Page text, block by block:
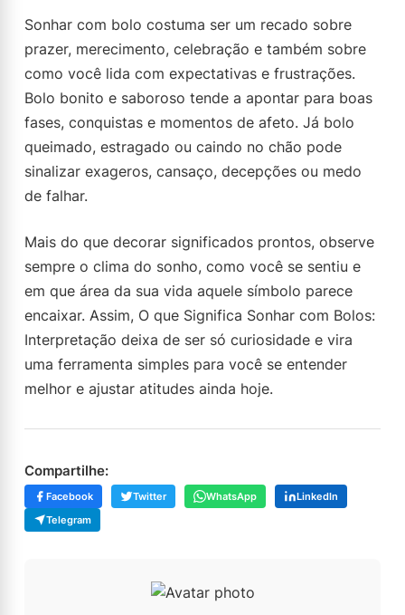
Sonhar com bolo costuma ser um recado sobre
prazer, merecimento, celebração e também sobre
como você lida com expectativas e frustrações.
Bolo bonito e saboroso tende a apontar para boas
fases, conquistas e momentos de afeto. Já bolo
queimado, estragado ou caindo no chão pode
sinalizar exageros, cansaço, decepções ou medo
de falhar.
Mais do que decorar significados prontos, observe
sempre o clima do sonho, como você se sentiu e
em que área da sua vida aquele símbolo parece
encaixar. Assim, O que Significa Sonhar com Bolos:
Interpretação deixa de ser só curiosidade e vira
uma ferramenta simples para você se entender
melhor e ajustar atitudes ainda hoje.
Compartilhe:
Facebook Twitter WhatsApp
LinkedIn
Telegram